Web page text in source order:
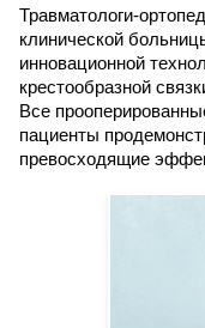
Травматологи-
клинической
инновационной
крестообразной
Все
пациенты
превосходящие